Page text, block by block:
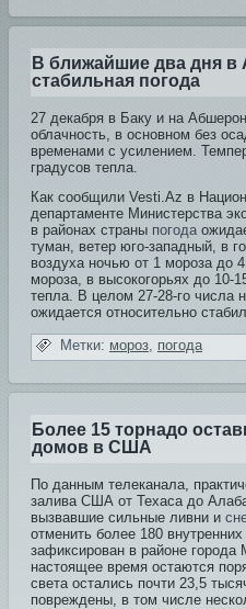
В ближайшие два дня в
стабильная погода
27 декабря в Баку и на
облачность, в основном бе­з
временами с усилением.
градусов тепла.
Как сообщили Vesti.Az в
департаменте Министерства
в районах страны погода
туман, ветер юго-западный, в
воздуха ночью от 1 мороза до
мороза, в высокогорьях до 10-
тепла. В целом 27-28-го числа
ожидается относительно
Метки: мороз, погода
Более 15 торнадо
домов в США
По данным телеканала,
залива США от Техаса до
вызвавшие сильные ливни и
отменить более 180
зафиксирован в районе
настоящее время остаются
света остались почти 23,5
повреждены, в том числе